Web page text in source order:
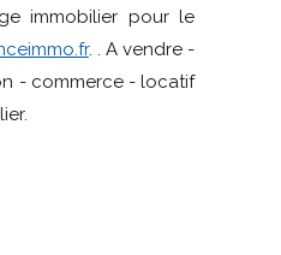
immobilier pour le
. . A vendre -
- commerce - locatif